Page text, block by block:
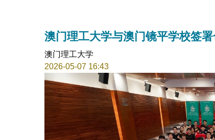
澳门理工大学与澳门镜平学校签
澳门理工大学
2026-05-07 16:43